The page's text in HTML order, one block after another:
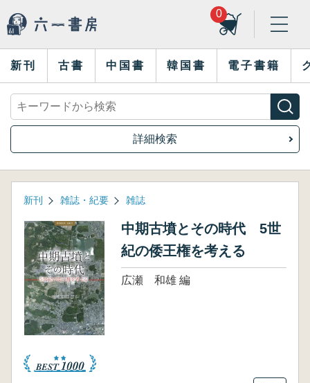
0
新刊 古書 中国書 韓国書 電子書籍
詳細検索
新刊 雑誌・紀要 雑誌
中期古墳とその時代 5世
紀の倭王権を考える
広瀬 和雄 編